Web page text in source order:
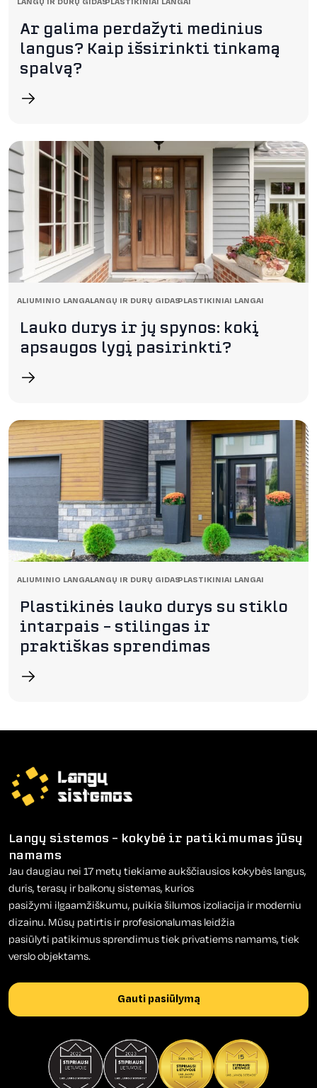
Ar galima perdažyti medinius
langus? Kaip išsirinkti tinkamą
spalvą?
ALIUMINIO LANGAILANGŲ IR DURŲ GIDASPLASTIKINIAI LANGAI
Lauko durys ir jų spynos: kokį
apsaugos lygį pasirinkti?
ALIUMINIO LANGAILANGŲ IR DURŲ GIDASPLASTIKINIAI LANGAI
Plastikinės lauko durys su stiklo
intarpais – stilingas ir
praktiškas sprendimas
Langų sistemos – kokybė ir patikimumas jūsų
namams
Jau daugiau nei 17 metų tiekiame aukščiausios kokybės langus,
duris, terasų ir balkonų sistemas, kurios
pasižymi ilgaamžiškumu, puikia šilumos izoliacija ir moderniu
dizainu. Mūsų patirtis ir profesionalumas leidžia
pasiūlyti patikimus sprendimus tiek privatiems namams, tiek
verslo objektams.
Gauti pasiūlymą